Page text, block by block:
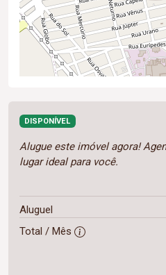
DISPONÍVEL
Alugue este imóvel agora!
lugar ideal para você.
Aluguel
Total / Mês